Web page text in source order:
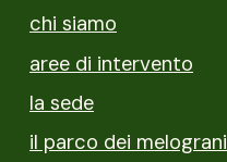
chi siamo
aree di intervento
la sede
il parco dei melograni